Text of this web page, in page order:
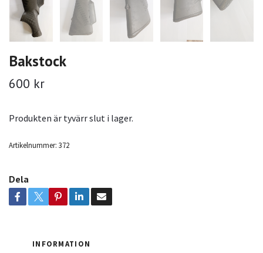
Bakstock
600 kr
Produkten är tyvärr slut i lager.
Artikelnummer: 372
Dela
INFORMATION